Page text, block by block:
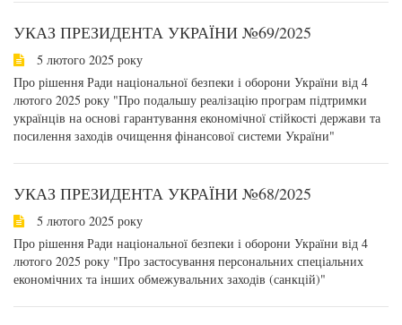
УКАЗ ПРЕЗИДЕНТА УКРАЇНИ №69/2025
5 лютого 2025 року
Про рішення Ради національної безпеки і оборони України від 4
лютого 2025 року "Про подальшу реалізацію програм підтримки
українців на основі гарантування економічної стійкості держави та
посилення заходів очищення фінансової системи України"
УКАЗ ПРЕЗИДЕНТА УКРАЇНИ №68/2025
5 лютого 2025 року
Про рішення Ради національної безпеки і оборони України від 4
лютого 2025 року "Про застосування персональних спеціальних
економічних та інших обмежувальних заходів (санкцій)"